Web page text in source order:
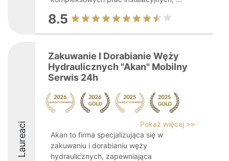
8.5
Laureaci
Zakuwanie I Dorabianie Węży
Hydraulicznych "Akan" Mobilny
Serwis 24h
Pokaż więcej >>
Akan to firma specjalizująca się w
zakuwaniu i dorabianiu węży
hydraulicznych, zapewniająca